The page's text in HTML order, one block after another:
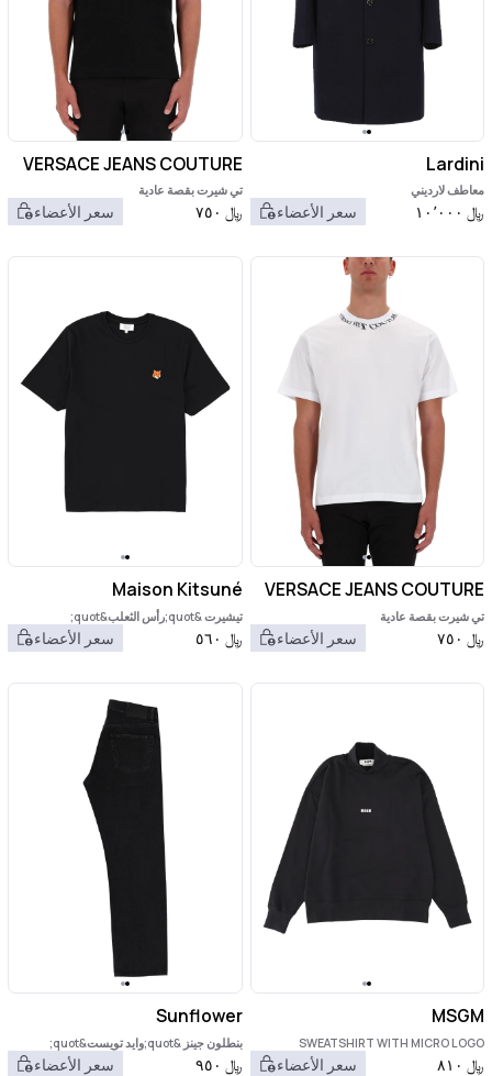
Lardini
معاطف لارديني
﷼ ١٠٬٠٠٠ سعر الأعضاء
VERSACE JEANS COUTURE
تي شيرت بقصة عادية
﷼ ٧٥٠ سعر الأعضاء
VERSACE JEANS COUTURE
تي شيرت بقصة عادية
﷼ ٧٥٠ سعر الأعضاء
Maison Kitsuné
تيشيرت &quot;رأس الثعلب&quot;
﷼ ٥٦٠ سعر الأعضاء
MSGM
SWEATSHIRT WITH MICRO LOGO
﷼ ٨١٠ سعر الأعضاء
Sunflower
بنطلون جينز &quot;وايد تويست&quot;
﷼ ٩٥٠ سعر الأعضاء